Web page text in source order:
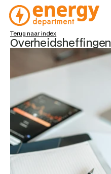
Terug naar index
Overheidsheffingen